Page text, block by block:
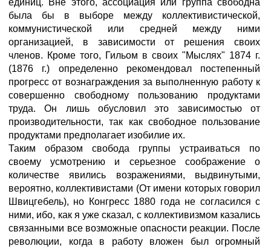
единиц. Вне этого, ассоциация или группа свободна
была бы в выборе между коллективистической,
коммунистической или средней между ними
организацией, в зависимости от решения своих
членов. Кроме того, Гильом в своих "Мыслях" 1874 г.
(1876 г.) определенно рекомендовал постепенный
прогресс от вознаграждения за выполненную работу к
совершенно свободному пользованию продуктами
труда. Он лишь обусловил это зависимостью от
производительности, так как свободное пользование
продуктами предполагает изобилие их.
Таким образом свобода группы устраиваться по
своему усмотрению и серьезное соображение о
количестве явились возражениями, выдвинутыми,
вероятно, коллективистами (От имени которых говорил
Швицгебель), но Конгресс 1880 года не согласился с
ними, ибо, как я уже сказал, с коллективизмом казались
связанными все возможные опасности реакции. После
революции, когда в работу вложен был огромный